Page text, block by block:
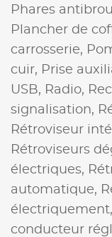
Phares
Plancher de
carrosserie,
cuir, Prise
USB, Radio,
signalisation,
Rétroviseur
Rétroviseurs
électriques,
automatique,
électriquement,
conducteur